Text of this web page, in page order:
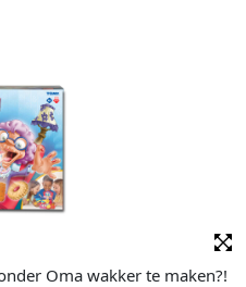
Oma wakker te maken?!